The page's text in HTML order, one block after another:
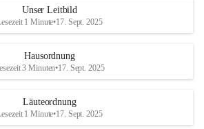
Unser Leitbild
1 Minute•17. Sept. 2025
Hausordnung
3 Minuten•17. Sept. 2025
Läuteordnung
1 Minute•17. Sept. 2025